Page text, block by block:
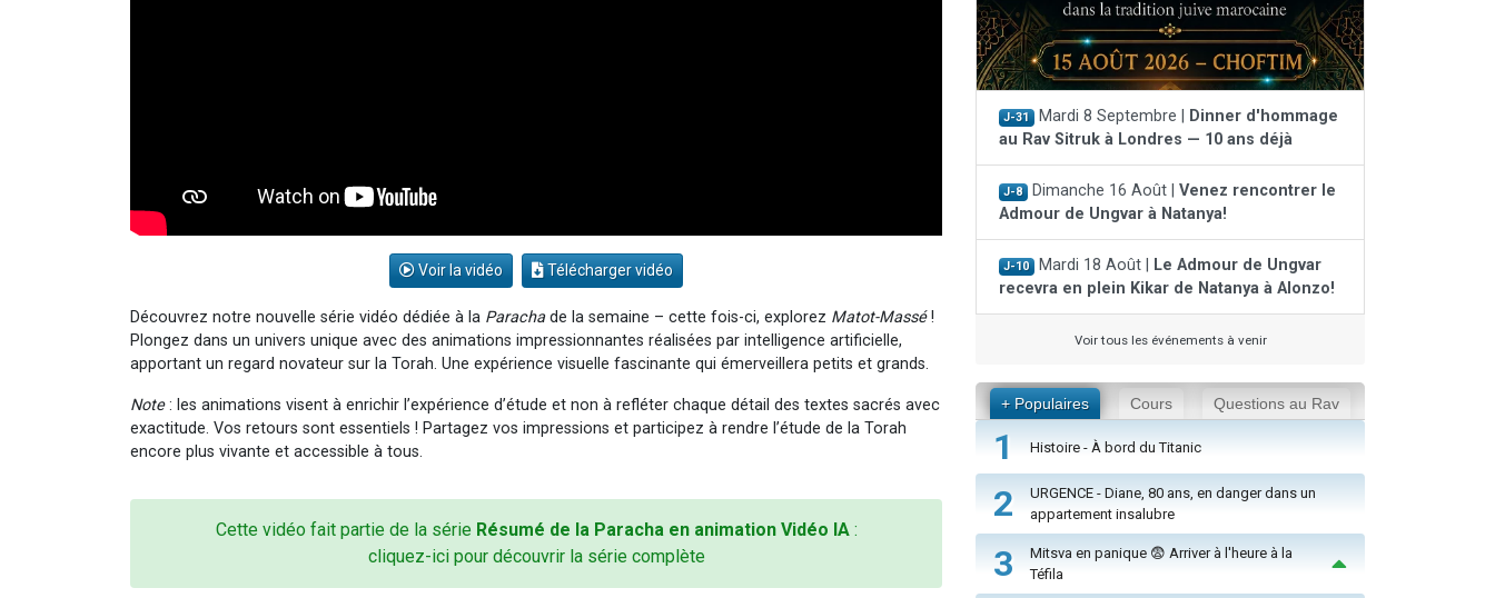
Voir la vidéo Télécharger vidéo
Découvrez notre nouvelle série vidéo dédiée à la Parachade la semaine – cette fois-ci, explorez Matot-Massé!
Plongez dans un univers unique avec des animations impressionnantes réalisées par intelligence artificielle,
apportant un regard novateur sur la Torah. Une expérience visuelle fascinante qui émerveillera petits et grands.
Note: les animations visent à enrichir l’expérience d’étude et non à refléter chaque détail des textes sacrés avec
exactitude. Vos retours sont essentiels ! Partagez vos impressions et participez à rendre l’étude de la Torah
encore plus vivante et accessible à tous.
Cette vidéo fait partie de la série Résumé de la Paracha en animation Vidéo IA:
cliquez-ici pour découvrir la série complète
J-31 Mardi 8 Septembre |
Dinner d'hommage
au Rav Sitruk à Londres — 10 ans déjà
J-8 Dimanche 16 Août | Venez rencontrer le
Admour de Ungvar à Natanya!
J-10 Mardi 18 Août |
Le Admour de Ungvar
recevra en plein Kikar de Natanya à Alonzo!
Voir tous les événements à venir
+ Populaires Cours Questions au Rav
1 Histoire - À bord du Titanic
2
URGENCE - Diane, 80 ans, en danger dans un
appartement insalubre
3
Mitsva en panique 😨 Arriver à l'heure à la
Téfila